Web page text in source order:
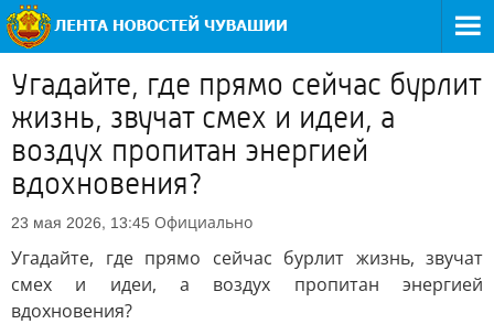
Угадайте, где прямо сейчас бурлит
жизнь, звучат смех и идеи, а
воздух пропитан энергией
вдохновения?
23 мая 2026, 13:45 Официально
Угадайте, где прямо сейчас бурлит жизнь, звучат
смех и идеи, а воздух пропитан энергией
вдохновения?